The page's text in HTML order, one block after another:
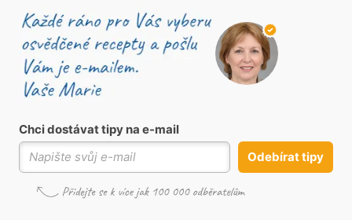
Chci dostávat tipy na e-mail
Odebírat tipy